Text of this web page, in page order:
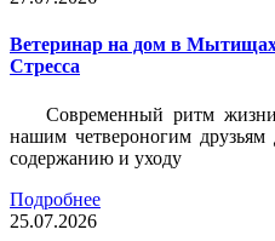
Ветеринар на дом в
Стресса
Современный ритм
нашим четвероногим
содержанию и уходу
Подробнее
25.07.2026